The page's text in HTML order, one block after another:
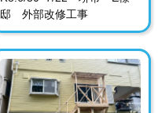
邸 外部改修工事